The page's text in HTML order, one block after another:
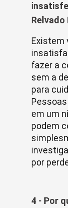
Relvado
Existem
fazer a
sem a
para
em um
podem
por
4 - Por